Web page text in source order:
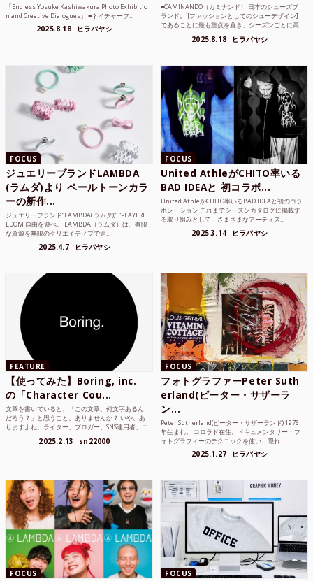
「Endless Yosuke Kashiwakura Photo Exhibitio
n and Creative Dialogues」 ■ネイチャーフ...
2025.8.18 ヒラバヤシ
■CAMINANDO（カミナンド） 日本のシューズブ
ランド。 [ファッションとしてのシューデザイン]
であることに最も重点を置き、シーズンごとに高
2025.8.18 ヒラバヤシ
FOCUS
ジュエリーブランドLAMBDA
(ラムダ)より ペールトーンカラ
ーの新作...
ジュエリーブランド“LAMBDA( ラムダ))” “PLAYFRE
EDOM 自由を遊べ。 LAMBDA（ラムダ）は、有限
な資源を無限のクリエイティブで追...
2025.4.7 ヒラバヤシ
FOCUS
United AthleがCHITO率いる
BAD IDEAと 初コラボ...
United AthleがCHITO率いるBAD IDEAと初のコラ
ボレーション これまでシーズンカタログに掲載す
る取り組みとして、さまざまなアーティス...
2025.3.14 ヒラバヤシ
FEATURE
【使ってみた】Boring, inc.
の「Character Cou...
文章を書いていると、「この文章、何文字あるん
だろう？」と思うこと、ありませんか？ いや、あ
りますよね。ライター、ブロガー、SNS運用者、エ
2025.2.13 sn22000
FOCUS
フォトグラファーPeter Suth
erland(ピーター・サザーラ
ン...
Peter Sutherland(ピーター・サザーランド) 1976
年生まれ。 コロラド在住。ドキュメンタリー・フ
ォトグラフィーのテクニックを使い、隠れ...
2025.1.27 ヒラバヤシ
FOCUS FOCUS